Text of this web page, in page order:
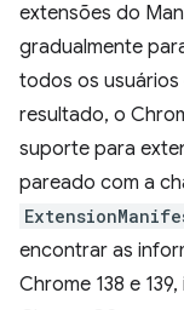
extensões do
gradualmente
todos os usuários
resultado, o
suporte para
pareado com a
encontrar as
Chrome 138 e